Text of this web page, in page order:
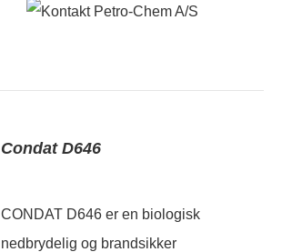
Condat D646
CONDAT D646 er en biologisk
nedbrydelig og brandsikker